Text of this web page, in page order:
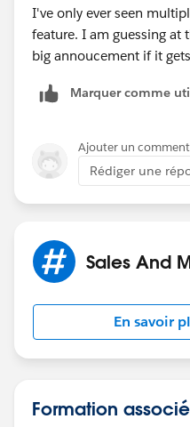
I've only ever seen
feature. I am guessing
big annoucement if it
Marquer comme
Ajouter un
Rédiger une
Sales And
En savoir
Formation